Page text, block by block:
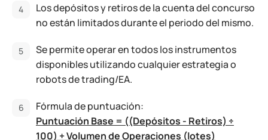
Los depósitos y retiros de la cuenta del concurso
no están limitados durante el periodo del mismo.
Se permite operar en todos los instrumentos
disponibles utilizando cualquier estrategia o
robots de trading/EA.
Fórmula de puntuación:
Puntuación Base = ((Depósitos - Retiros) ÷
100) + Volumen de Operaciones (lotes)